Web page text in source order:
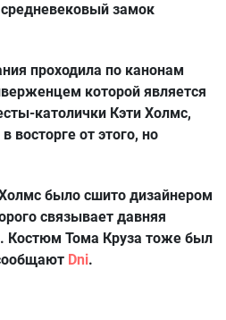
замок
проходила по канонам
которой является
католички Кэти Холмс,
восторге от этого, но
было сшито дизайнером
связывает давняя
Костюм Тома Круза тоже был
Dni.